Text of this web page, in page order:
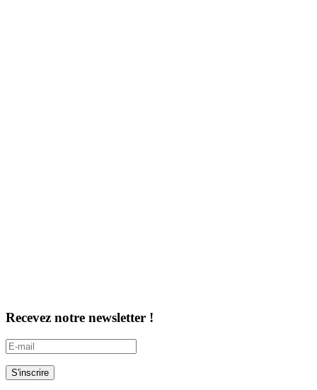
Recevez notre newsletter !